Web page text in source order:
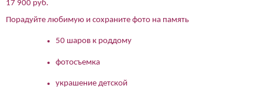
17 900 руб.
Порадуйте любимую и сохраните фото на память
50 шаров к роддому
фотосъемка
украшение детской